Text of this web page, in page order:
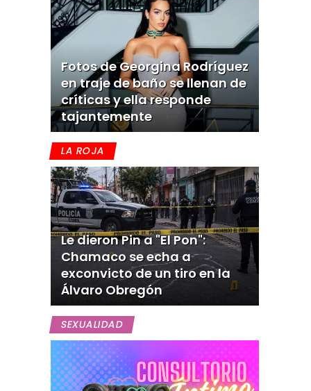
Fotos de Georgina Rodríguez
en traje de baño se llenan de
críticas y ella responde
tajantemente
LA ROJA
Le dieron Pin a "El Pon":
Chamaco se echa a
exconvicto de un tiro en la
Álvaro Obregón
SEXUALIDAD